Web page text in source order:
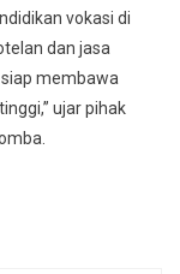
vokasi di
dan jasa
membawa
ujar pihak